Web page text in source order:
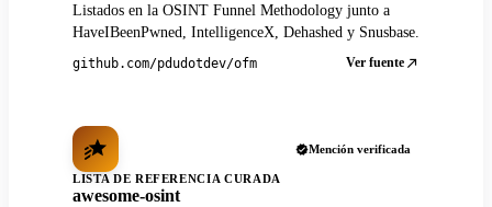
Listados en la OSINT Funnel Methodology junto a
HaveIBeenPwned, IntelligenceX, Dehashed y Snusbase.
github.com/pdudotdev/ofm Ver fuente
Mención verificada
LISTA DE REFERENCIA CURADA
awesome-osint